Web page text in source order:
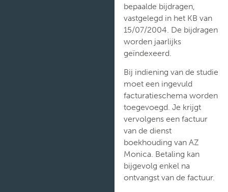
bepaalde bijdragen,
vastgelegd in het KB van
15/07/2004. De bijdragen
worden jaarlijks
geïndexeerd.
Bij indiening van de studie
moet een ingevuld
facturatieschema worden
toegevoegd. Je krijgt
vervolgens een factuur
van de dienst
boekhouding van AZ
Monica. Betaling kan
bijgevolg enkel na
ontvangst van de factuur.